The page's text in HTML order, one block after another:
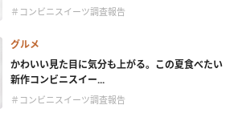
＃コンビニスイーツ調査報告
グルメ
かわいい見た目に気分も上がる。この夏食べたい
新作コンビニスイー...
＃コンビニスイーツ調査報告